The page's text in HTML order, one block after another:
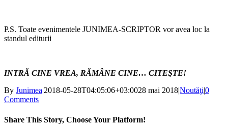
P.S. Toate evenimentele JUNIMEA-SCRIPTOR vor avea loc la
standul editurii
INTRĂ CINE VREA, RĂMÂNE CINE… CITEŞTE!
By Junimea|2018-05-28T04:05:06+03:0028 mai 2018|Noutăţi|0
Comments
Share This Story, Choose Your Platform!